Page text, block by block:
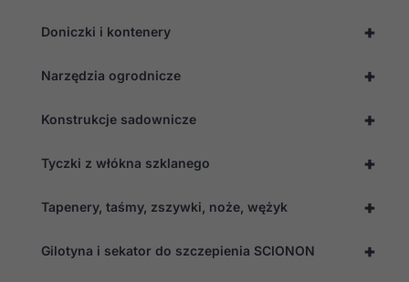
+
Doniczki i kontenery
+
Narzędzia ogrodnicze
+
Konstrukcje sadownicze
+
Tyczki z włókna szklanego
+
Tapenery, taśmy, zszywki, noże, wężyk
+
Gilotyna i sekator do szczepienia SCIONON